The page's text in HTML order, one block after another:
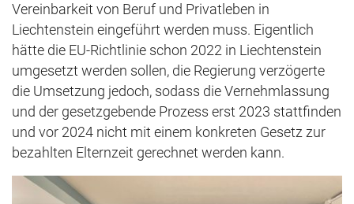
Vereinbarkeit von Beruf und Privatleben in
Liechtenstein eingeführt werden muss. Eigentlich
hätte die EU-Richtlinie schon 2022 in Liechtenstein
umgesetzt werden sollen, die Regierung verzögerte
die Umsetzung jedoch, sodass die Vernehmlassung
und der gesetzgebende Prozess erst 2023 stattfinden
und vor 2024 nicht mit einem konkreten Gesetz zur
bezahlten Elternzeit gerechnet werden kann.